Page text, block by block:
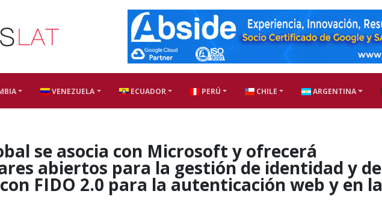
VENEZUELA ECUADOR PERÚ CHILE ARGENTINA
se asocia con Microsoft y ofrecerá
abiertos para la gestión de identidad y de
FIDO 2.0 para la autenticación web y en la